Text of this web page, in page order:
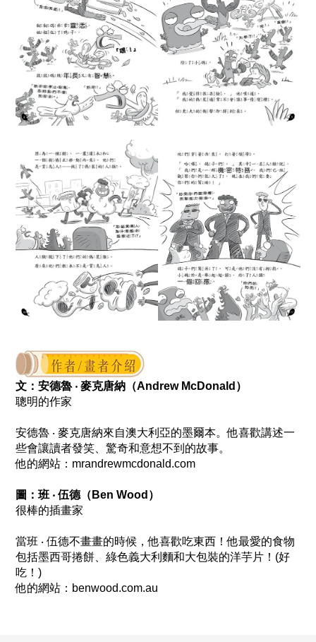
文：安德魯 ‧ 麥克唐納（Andrew McDonald）
聰明的作家
安德魯 ‧ 麥克唐納來自澳大利亞的墨爾本。他喜歡講述一
些會讓讀者發笑、驚奇和意想不到的故事。
他的網站：mrandrewmcdonald.com
圖：班 ‧ 伍德（Ben Wood）
很棒的插畫家
當班 ‧ 伍德不畫畫的時候，他喜歡吃東西！他最愛的食物
包括墨西哥捲餅、綠色義大利麵和大包裝的洋芋片！(好
吃！)
他的網站：benwood.com.au